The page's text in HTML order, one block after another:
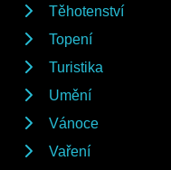
Těhotenství
Topení
Turistika
Umění
Vánoce
Vaření